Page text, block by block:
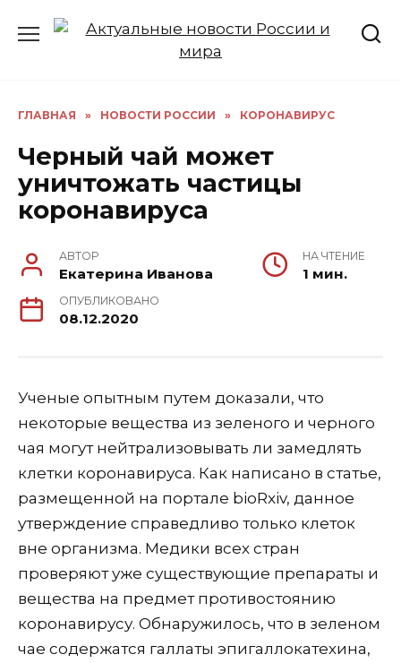
ГЛАВНАЯ » НОВОСТИ РОССИИ » КОРОНАВИРУС
Черный чай может
уничтожать частицы
коронавируса
АВТОР
Екатерина Иванова
НА ЧТЕНИЕ
1 мин.
ОПУБЛИКОВАНО
08.12.2020
Ученые опытным путем доказали, что
некоторые вещества из зеленого и черного
чая могут нейтрализовывать ли замедлять
клетки коронавируса. Как написано в статье,
размещенной на портале bioRxiv, данное
утверждение справедливо только клеток
вне организма. Медики всех стран
проверяют уже существующие препараты и
вещества на предмет противостоянию
коронавирусу. Обнаружилось, что в зеленом
чае содержатся галлаты эпигаллокатехина,